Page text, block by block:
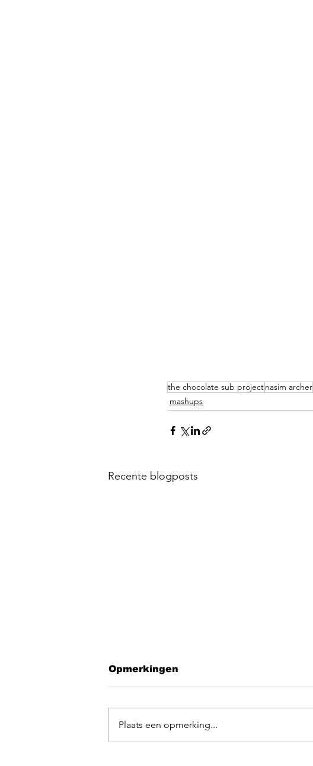
the chocolate sub projectnasim archer
mashups
Recente blogposts
Opmerkingen
Plaats een opmerking...